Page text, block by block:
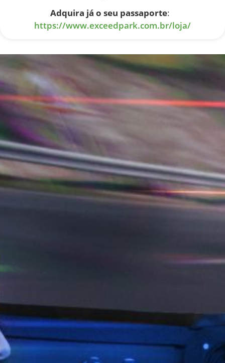
Adquira já o seu passaporte:
https://www.exceedpark.com.br/loja/